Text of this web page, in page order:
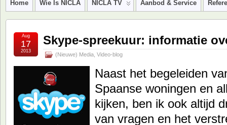
Home Wie Is NICLA NICLA TV Aanbod & Service
Skype-spreekuur: informatie
(Nieuwe) Media Video-blog
Aug
17
2013
Naast het begeleiden
Spaanse woningen en
kijken, ben ik ook altijd
van vragen en het